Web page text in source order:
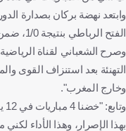
وابتعد نهضة بركان بصدارة
الفتح الرباطي بنتيجة 1/0، ضمن الجولة 20، اليوم الأحد.
وصرح الشعباني لقناة
التهنئة بعد استنزاف القوى
وخارج المغرب".
بهذا الإصرار، وهذا الأداء